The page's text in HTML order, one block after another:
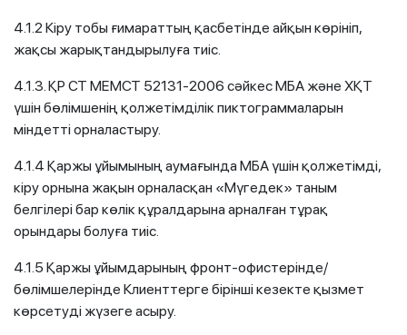
4.1.2 Кіру тобы ғимараттың қасбетінде айқын көрініп,
жақсы жарықтандырылуға тиіс.
4.1.3. ҚР СТ МЕМСТ 52131-2006 сәйкес МБА және ХҚТ
үшін бөлімшенің қолжетімділік пиктограммаларын
міндетті орналастыру.
4.1.4 Қаржы ұйымының аумағында МБА үшін қолжетімді,
кіру орнына жақын орналасқан «Мүгедек» таным
белгілері бар көлік құралдарына арналған тұрақ
орындары болуға тиіс.
4.1.5 Қаржы ұйымдарының фронт-офистерінде/
бөлімшелерінде Клиенттерге бірінші кезекте қызмет
көрсетуді жүзеге асыру.